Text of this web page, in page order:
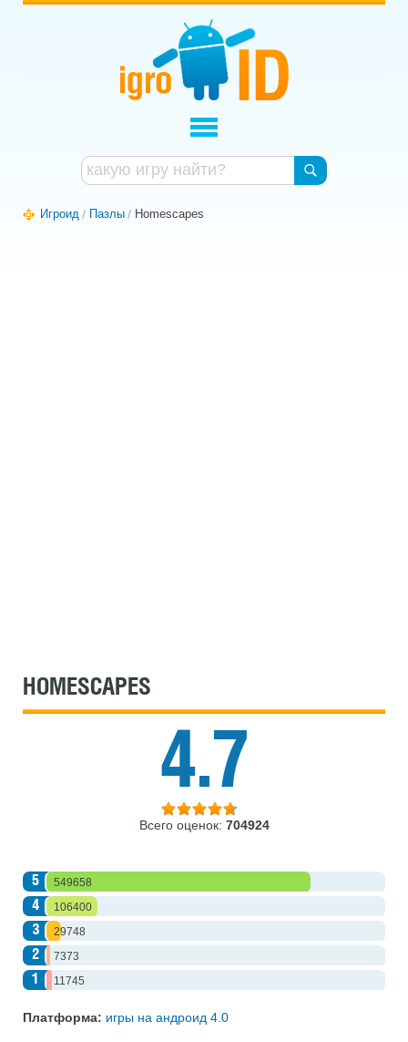
Игроид Пазлы Homescapes
HOMESCAPES
4.7
Всего оценок: 704924
5 549658
4 106400
3 29748
2 7373
1 11745
Платформа: игры на андроид 4.0